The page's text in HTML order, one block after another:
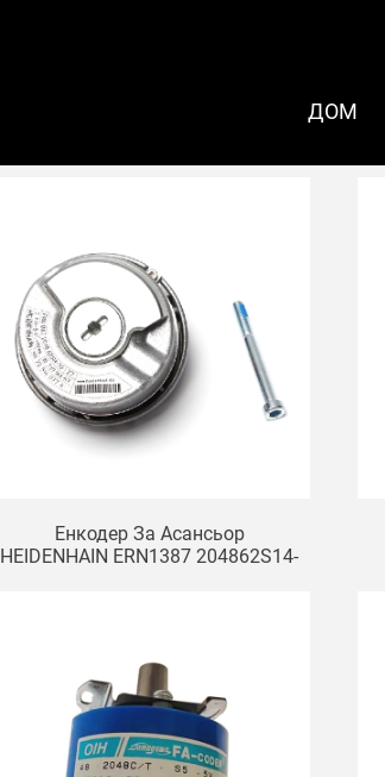
ДОМ
Енкодер За Асансьор
HEIDENHAIN ERN1387 204862S14-